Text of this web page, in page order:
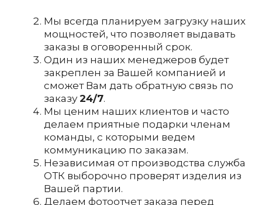
Мы всегда планируем загрузку наших
мощностей, что позволяет выдавать
заказы в оговоренный срок.
Один из наших менеджеров будет
закреплен за Вашей компанией и
сможет Вам дать обратную связь по
заказу24/7.
Мы ценим наших клиентов и часто
делаем приятные подарки членам
команды, с которыми ведем
коммуникацию по заказам.
Независимая от производства служба
ОТК выборочно проверят изделия из
Вашей партии.
Делаем фотоотчет заказа перед